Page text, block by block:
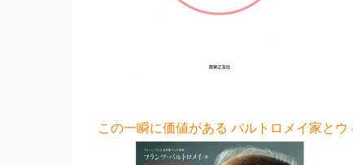
この一瞬に価値がある バルトロメイ家と